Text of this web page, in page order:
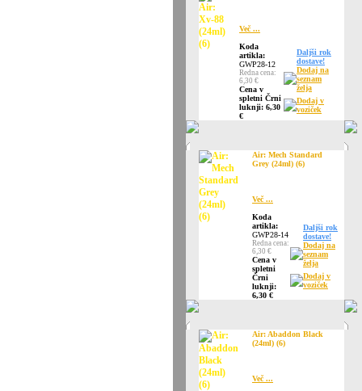
Več ...
Koda
artikla:
GWP28-12
Redna cena:
6,30 €
Cena v
spletni Črni
luknji: 6,30
€
Daljši rok
dostave!
Dodaj na
seznam
želja
Dodaj v
voziček
Air: Mech Standard
Grey (24ml) (6)
Več ...
Koda
artikla:
GWP28-14
Redna cena:
6,30 €
Cena v
spletni
Črni
luknji:
6,30 €
Daljši rok
dostave!
Dodaj na
seznam
želja
Dodaj v
voziček
Air: Abaddon Black
(24ml) (6)
Več ...